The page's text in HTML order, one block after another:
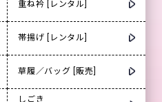
重ね衿 [レンタル]
帯揚げ [レンタル]
草履／バッグ [販売]
しごき